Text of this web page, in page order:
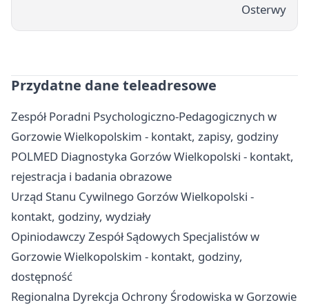
Osterwy
Przydatne dane teleadresowe
Zespół Poradni Psychologiczno-Pedagogicznych w
Gorzowie Wielkopolskim - kontakt, zapisy, godziny
POLMED Diagnostyka Gorzów Wielkopolski - kontakt,
rejestracja i badania obrazowe
Urząd Stanu Cywilnego Gorzów Wielkopolski -
kontakt, godziny, wydziały
Opiniodawczy Zespół Sądowych Specjalistów w
Gorzowie Wielkopolskim - kontakt, godziny,
dostępność
Regionalna Dyrekcja Ochrony Środowiska w Gorzowie